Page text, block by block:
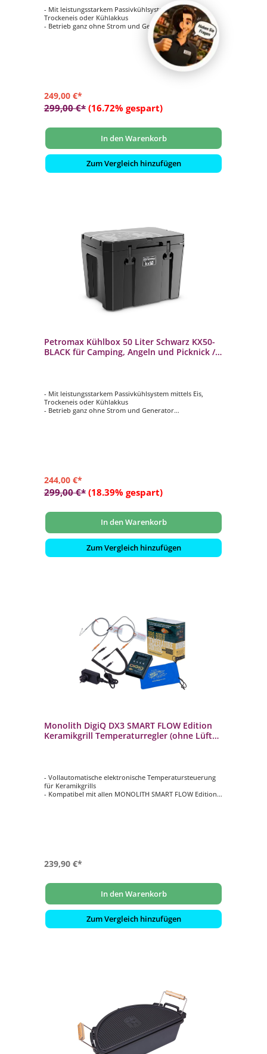
- Mit leistungsstarkem Passivkühlsystem mittels Eis,
Trockeneis oder Kühlakkus
- Betrieb ganz ohne Strom und Generator
- Großer 50 Liter Stauraum bietet Platz für bis zu 70 x
0,33 l Dosen oder 20 x 1 l Flaschen
- Bis zu 12 Tage gekühlte Lebensmittel und Getränke
durch die doppelwandige Konstruktion
- Rutschfeste Deckeloberfläche dient unterwegs als Sitz
249,00 €*
299,00 €* (16.72% gespart)
In den Warenkorb
Zum Vergleich hinzufügen
Petromax Kühlbox 50 Liter Schwarz KX50-
BLACK für Camping, Angeln und Picknick /
- Mit leistungsstarkem Passivkühlsystem mittels Eis,
Trockeneis oder Kühlakkus
- Betrieb ganz ohne Strom und Generator
244,00 €*
299,00 €* (18.39% gespart)
In den Warenkorb
Zum Vergleich hinzufügen
Monolith DigiQ DX3 SMART FLOW Edition
Keramikgrill Temperaturregler (ohne Lüfter
- Vollautomatische elektronische Temperatursteuerung
für Keramikgrills
- Kompatibel mit allen MONOLITH SMART FLOW Edition
239,90 €*
In den Warenkorb
Zum Vergleich hinzufügen